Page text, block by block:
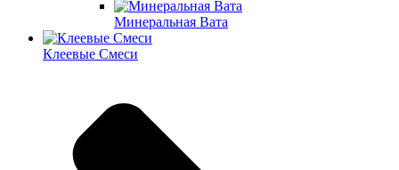
Минеральная Вата
Клеевые Смеси